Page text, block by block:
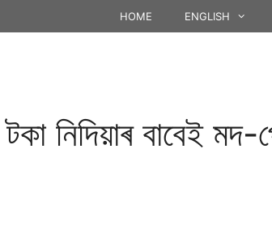
HOME ENGLISH
নিদিয়াৰ বাবেই মদ-